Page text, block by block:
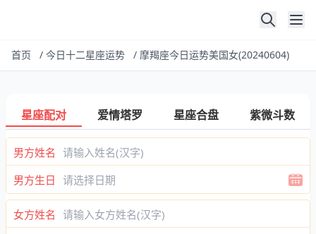
首页 / 今日十二星座运势 / 摩羯座今日运势美国女(20240604)
星座配对 爱情塔罗 星座合盘 紫微斗数
男方姓名
男方生日
女方姓名